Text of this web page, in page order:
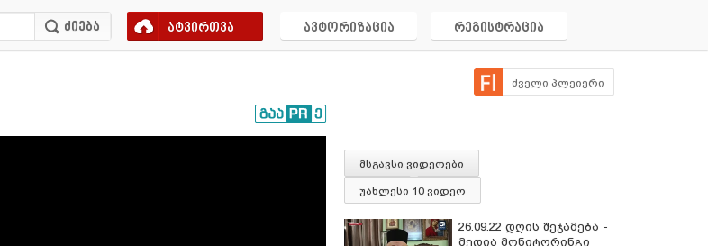
ატვირთვა ავტორიზაცია რეგისტრაცია
ძველი პლეიერი
მსგავსი ვიდეოები
უახლესი 10 ვიდეო
26.09.22 დღის შეჯამება -
მედია მონიტორინგი